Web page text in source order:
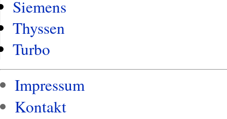
Siemens
Thyssen
Turbo
Impressum
Kontakt